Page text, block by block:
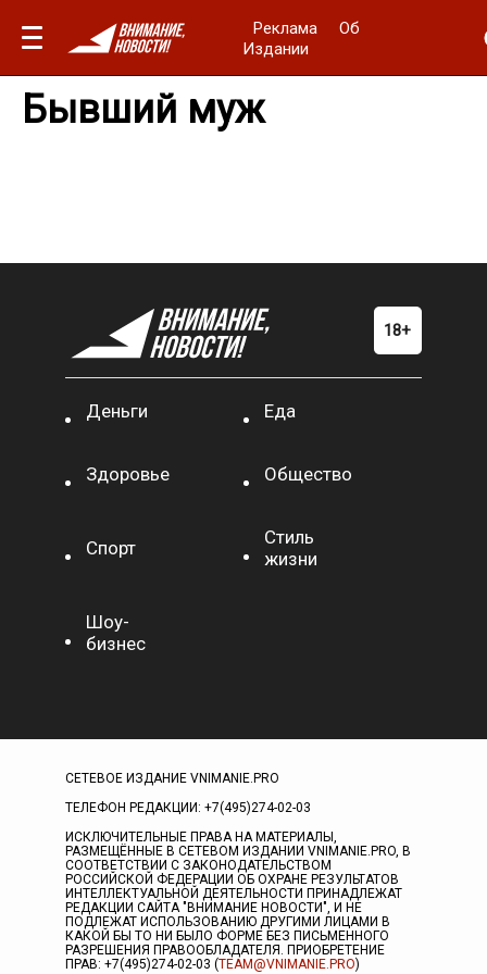
Реклама
Об
Издании
Бывший муж
Деньги Еда
Здоровье Общество
Спорт
Стиль
жизни
Шоу-
бизнес
СЕТЕВОЕ ИЗДАНИЕ VNIMANIE.PRO
ТЕЛЕФОН РЕДАКЦИИ: +7(495)274-02-03
ИСКЛЮЧИТЕЛЬНЫЕ ПРАВА НА МАТЕРИАЛЫ,
РАЗМЕЩЁННЫЕ В СЕТЕВОМ ИЗДАНИИ VNIMANIE.PRO, В
СООТВЕТСТВИИ С ЗАКОНОДАТЕЛЬСТВОМ
РОССИЙСКОЙ ФЕДЕРАЦИИ ОБ ОХРАНЕ РЕЗУЛЬТАТОВ
ИНТЕЛЛЕКТУАЛЬНОЙ ДЕЯТЕЛЬНОСТИ ПРИНАДЛЕЖАТ
РЕДАКЦИИ САЙТА "ВНИМАНИЕ НОВОСТИ", И НЕ
ПОДЛЕЖАТ ИСПОЛЬЗОВАНИЮ ДРУГИМИ ЛИЦАМИ В
КАКОЙ БЫ ТО НИ БЫЛО ФОРМЕ БЕЗ ПИСЬМЕННОГО
РАЗРЕШЕНИЯ ПРАВООБЛАДАТЕЛЯ. ПРИОБРЕТЕНИЕ
ПРАВ: +7(495)274-02-03 (TEAM@VNIMANIE.PRO)